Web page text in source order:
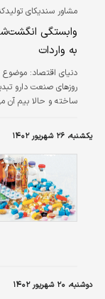
دولت ۱۱۳شرکت تولیدکننده دارو به این صنعت…
مشاور سندیکای
وابستگی
به واردات
دنیای اقتصاد: موضوع
روزهای صنعت دارو
ساخته و حالا بیم آن
است.
یکشنبه، ۲۶ شهریور ۱۴۰۲
دوشنبه، ۲۰ شهریور ۱۴۰۲